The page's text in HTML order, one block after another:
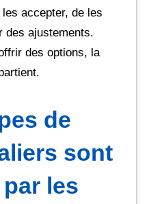
accepter, de les
des ajustements.
des options, la
de
sont
les